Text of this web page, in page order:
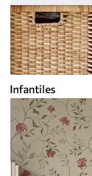
Infantiles